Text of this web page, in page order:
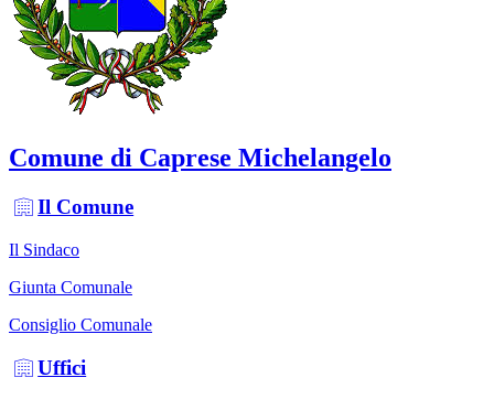
Comune di Caprese Michelangelo
Il Comune
Il Sindaco
Giunta Comunale
Consiglio Comunale
Uffici